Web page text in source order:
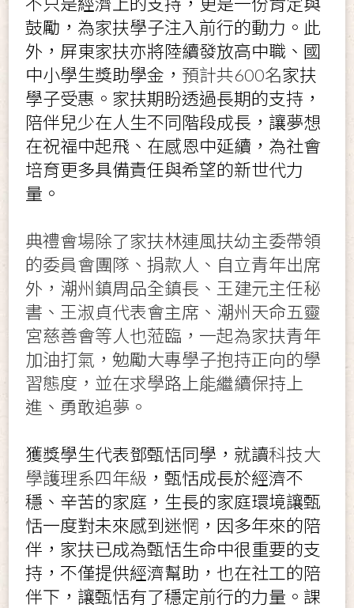
鼓勵，為家扶學子注入前行的動力。此
外，屏東家扶亦將陸續發放高中職、國
中小學生獎助學金， 預計共600名家扶
學子受惠。家扶期盼透過長期的支持，
陪伴兒少在人生不同階段成長，讓夢想
在祝福中起飛、在感恩中延續，為社會
培育更多具備責任與希望的新世代力
量。
典禮會場除了家扶林連風扶幼主委帶領
的委員會團隊、捐款人、自立青年出席
外，潮州鎮周品全鎮長、王建元主任秘
書、王淑貞代表會主席、潮州天命五靈
宮慈善會等人也蒞臨，一起為家扶青年
加油打氣，勉勵大專學子抱持正向的學
習態度，並在求學路上能繼續保持上
進、勇敢追夢。
獲獎學生代表鄧甄恬同學，就讀科技大
學護理系四年級 ，甄恬成長於經濟不
穩、辛苦的家庭，生長的家庭環境讓甄
恬一度對未來感到迷惘，因多年來的陪
伴，家扶已成為甄恬生命中很重要的支
持，不僅提供經濟幫助，也在社工的陪
伴下，讓甄恬有了穩定前行的力量。課